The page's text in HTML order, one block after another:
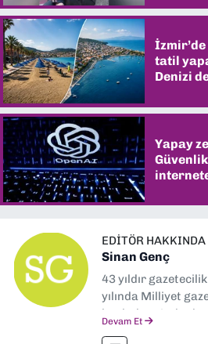
tatil
Denizi
Yapay
EDITÖR HAKKINDA
Sinan Genç
43 yıldır
yılında Milliyet
başladım.
Devam Et